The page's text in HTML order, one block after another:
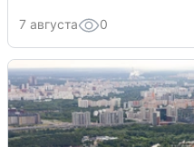
7 августа 0